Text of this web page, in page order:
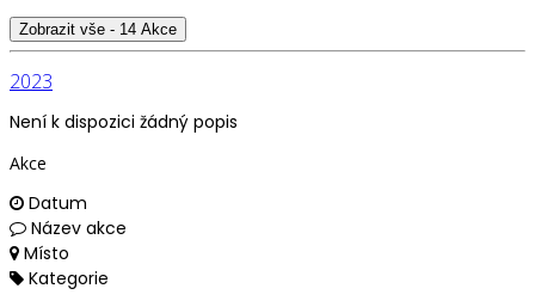
Zobrazit vše - 14 Akce
2023
Není k dispozici žádný popis
Akce
Datum
Název akce
Místo
Kategorie